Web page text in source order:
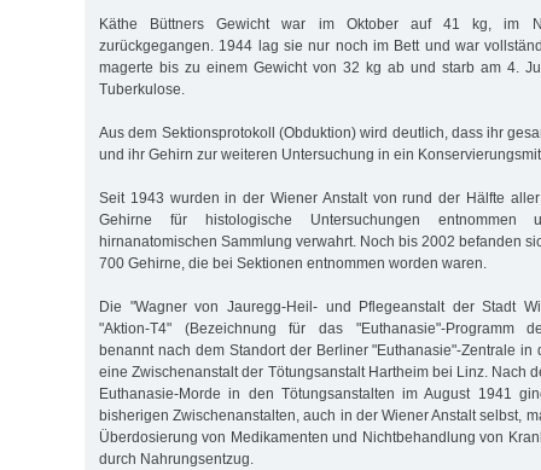
Käthe Büttners Gewicht war im Oktober auf 41 kg, im
zurückgegangen. 1944 lag sie nur noch im Bett und war
magerte bis zu einem Gewicht von 32 kg ab und starb am 4.
Tuberkulose.
Aus dem Sektionsprotokoll (Obduktion) wird deutlich, dass ihr
und ihr Gehirn zur weiteren Untersuchung in ein
Seit 1943 wurden in der Wiener Anstalt von rund der Hälfte
Gehirne für histologische Untersuchungen
hirnanatomischen Sammlung verwahrt. Noch bis 2002 befanden
700 Gehirne, die bei Sektionen entnommen worden waren.
Die "Wagner von Jauregg-Heil- und Pflegeanstalt der Stadt
"Aktion-T4" (Bezeichnung für das "Euthanasie"-Programm
benannt nach dem Standort der Berliner "Euthanasie"-Zentrale in
eine Zwischenanstalt der Tötungsanstalt Hartheim bei Linz. Nach
Euthanasie-Morde in den Tötungsanstalten im August 1941
bisherigen Zwischenanstalten, auch in der Wiener Anstalt selbst,
Überdosierung von Medikamenten und Nichtbehandlung von
durch Nahrungsentzug.